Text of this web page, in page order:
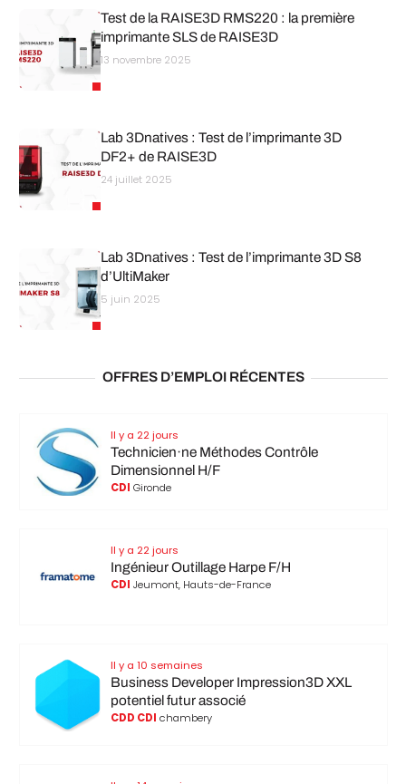
Test de la RAISE3D RMS220 : la première
imprimante SLS de RAISE3D
13 novembre 2025
Lab 3Dnatives : Test de l’imprimante 3D
DF2+ de RAISE3D
24 juillet 2025
Lab 3Dnatives : Test de l’imprimante 3D S8
d’UltiMaker
5 juin 2025
OFFRES D’EMPLOI RÉCENTES
Il y a 22 jours
Technicien·ne Méthodes Contrôle
Dimensionnel H/F
CDI Gironde
Il y a 22 jours
Ingénieur Outillage Harpe F/H
CDI Jeumont, Hauts-de-France
Il y a 10 semaines
Business Developer Impression3D XXL
potentiel futur associé
CDD CDI chambery